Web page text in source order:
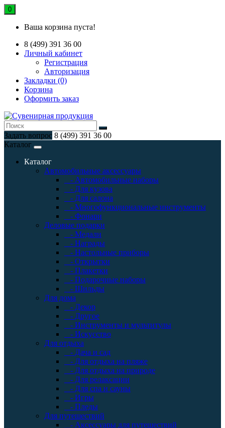
0
Ваша корзина пуста!
8 (499) 391 36 00
Личный кабинет
Регистрация
Авторизация
Закладки (0)
Корзина
Оформить заказ
Задать вопрос 8 (499) 391 36 00
Каталог
Каталог
Автомобильные аксессуары
- Автомобильные наборы
- Для кузова
- Для салона
- Многофункциональные инструменты
- Фонари
Деловые подарки
- Медали
- Награды
- Настольные приборы
- Открытки
- Плакетки
- Подарочные наборы
- Шильды
Для дома
- Декор
- Другое
- Инструменты и мультитулы
- Искусство
Для отдыха
- Дача и сад
- Для отдыха на пляже
- Для отдыха на природе
- Для релаксации
- Для спа и сауны
- Игры
- Пледы
Для путешествий
- Аксессуары для путешествий